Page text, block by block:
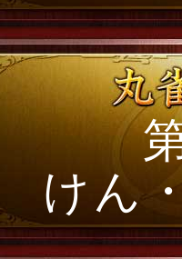
けん